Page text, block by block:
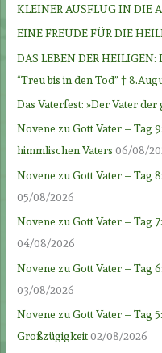
KLEINER AUSFLUG IN DIE
EINE FREUDE FÜR DIE
DAS LEBEN DER
“Treu bis in den Tod” †
Das Vaterfest: »Der Vater
Novene zu Gott Vater – Tag
himmlischen Vaters 06/08/
Novene zu Gott Vater – Tag
05/08/2026
Novene zu Gott Vater – Tag
04/08/2026
Novene zu Gott Vater – Tag
03/08/2026
Novene zu Gott Vater – Tag
Großzügigkeit02/08/2026